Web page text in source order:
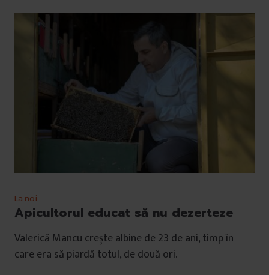
La noi
Apicultorul educat să nu dezerteze
Valerică Mancu crește albine de 23 de ani, timp în
care era să piardă totul, de două ori.